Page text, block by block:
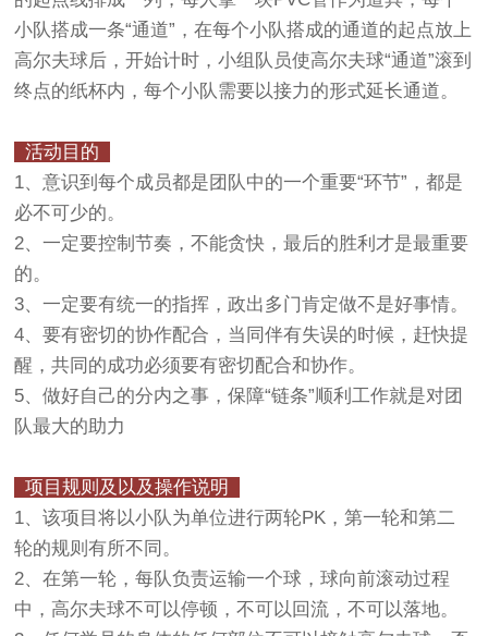
小队搭成一条“通道”，在每个小队搭成的通道的起点放上
高尔夫球后，开始计时，小组队员使高尔夫球“通道”滚到
终点的纸杯内，每个小队需要以接力的形式延长通道。
活动目的
1、意识到每个成员都是团队中的一个重要“环节”，都是
必不可少的。
2、一定要控制节奏，不能贪快，最后的胜利才是最重要
的。
3、一定要有统一的指挥，政出多门肯定做不是好事情。
4、要有密切的协作配合，当同伴有失误的时候，赶快提
醒，共同的成功必须要有密切配合和协作。
5、做好自己的分内之事，保障“链条”顺利工作就是对团
队最大的助力
项目规则及以及操作说明
1、该项目将以小队为单位进行两轮PK，第一轮和第二
轮的规则有所不同。
2、在第一轮，每队负责运输一个球，球向前滚动过程
中，高尔夫球不可以停顿，不可以回流，不可以落地。